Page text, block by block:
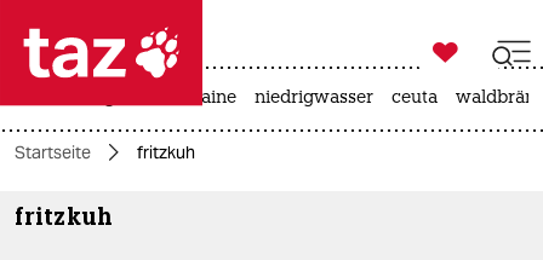
 taz zahl ich
themen

taz zahl ich
krieg in der ukraine niedrigwasser ceuta
Startseite fritzkuh
fritzkuh